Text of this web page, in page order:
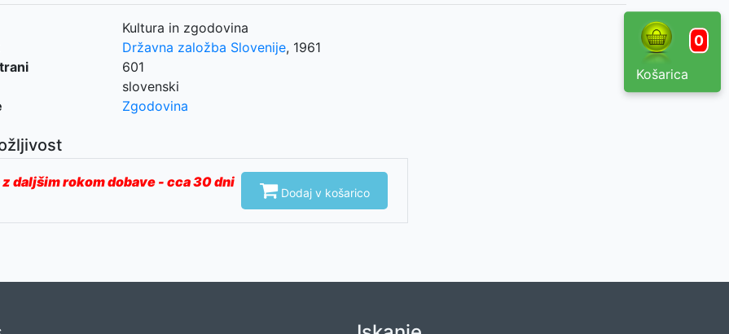
0
Košarica
Kultura in zgodovina
Državna založba Slovenije, 1961
601
slovenski
Zgodovina
z daljšim rokom dobave - cca 30 dni Dodaj v košarico